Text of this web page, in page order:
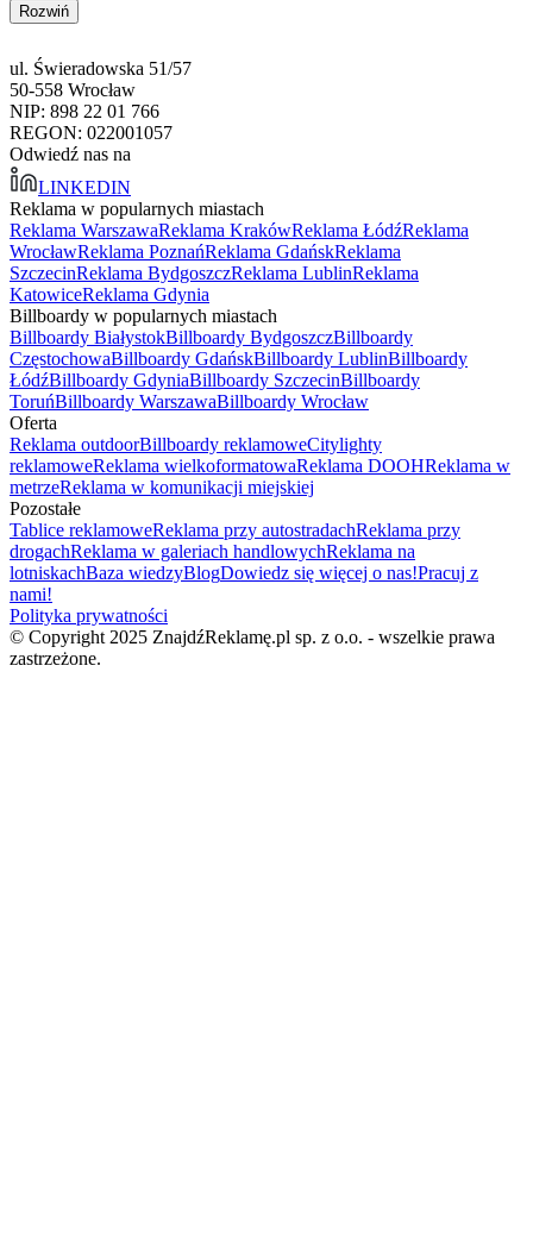
Rozwiń
ul. Świeradowska 51/57
50-558 Wrocław
NIP: 898 22 01 766
REGON: 022001057
Odwiedź nas na
LINKEDIN
Reklama w popularnych miastach
Reklama WarszawaReklama KrakówReklama ŁódźReklama
WrocławReklama PoznańReklama GdańskReklama
SzczecinReklama BydgoszczReklama LublinReklama
KatowiceReklama Gdynia
Billboardy w popularnych miastach
Billboardy BiałystokBillboardy BydgoszczBillboardy
CzęstochowaBillboardy GdańskBillboardy LublinBillboardy
ŁódźBillboardy GdyniaBillboardy SzczecinBillboardy
ToruńBillboardy WarszawaBillboardy Wrocław
Oferta
Reklama outdoorBillboardy reklamoweCitylighty
reklamoweReklama wielkoformatowaReklama DOOHReklama w
metrzeReklama w komunikacji miejskiej
Pozostałe
Tablice reklamoweReklama przy autostradachReklama przy
drogachReklama w galeriach handlowychReklama na
lotniskachBaza wiedzyBlogDowiedz się więcej o nas!Pracuj z
nami!
Polityka prywatności
© Copyright 2025 ZnajdźReklamę.pl sp. z o.o. - wszelkie prawa
zastrzeżone.